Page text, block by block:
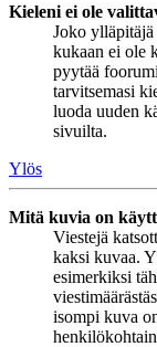
Kieleni ei ole
Joko
kukaan ei ole
pyytää
tarvitsemasi
luoda uuden
sivuilta.
Ylös
Mitä kuvia on
Viestejä
kaksi kuvaa.
esimerkiksi
isompi kuva